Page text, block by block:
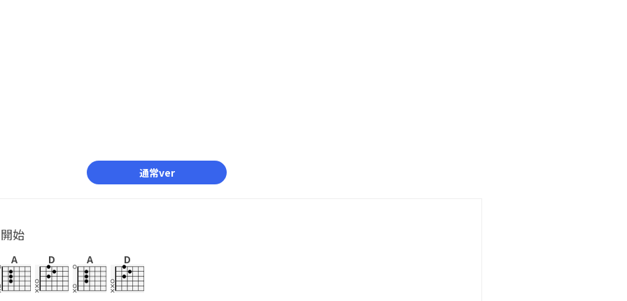
通常ver
始
A D A D